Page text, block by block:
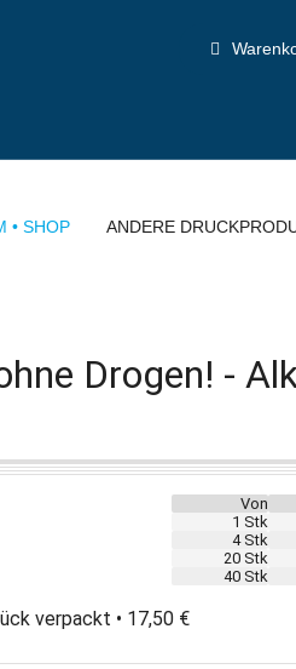
• SHOP ANDERE
Drogen! -
Von
1 Stk
4 Stk
20 Stk
40 Stk
verpackt • 17,50 €